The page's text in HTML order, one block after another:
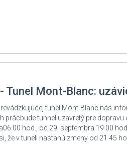
Tunel Mont-Blanc:
tunel Mont-Blanc nás
prácbude tunnel uzavretý pre dopravu
00 hod., od 29. septembra 19 00
že v tuneli nastanú zmeny od 21 45